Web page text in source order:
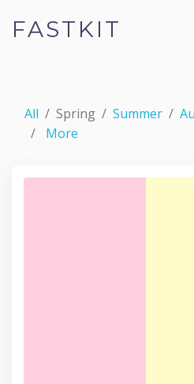
FASTKIT
All Spring Summer
More